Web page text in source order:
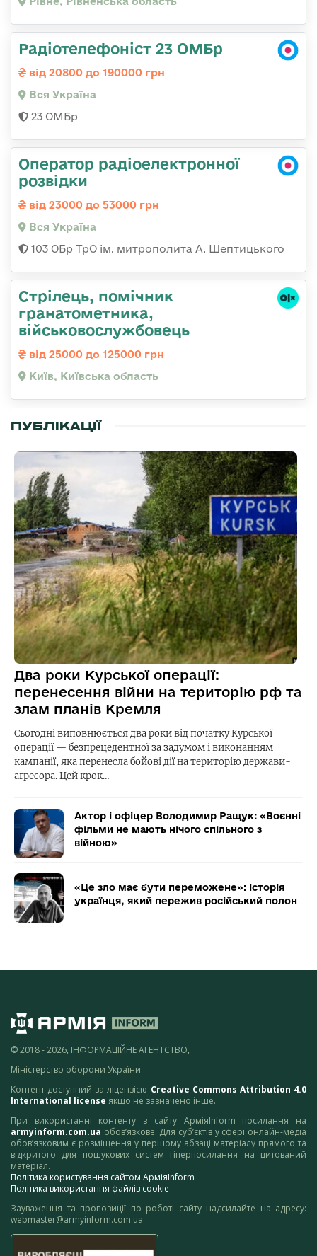
Радіотелефоніст 23 ОМБр
від 20800 до 190000 грн
Вся Україна
23 ОМБр
Оператор радіоелектронної
розвідки
від 23000 до 53000 грн
Вся Україна
103 ОБр ТрО ім. митрополита А. Шептицького
Стpілець, помічник
гpанатометника,
військовослужбовець
від 25000 до 125000 грн
Київ, Київська область
ПУБЛІКАЦІЇ
Два роки Курської операції:
перенесення війни на територію рф та
злам планів Кремля
Сьогодні виповнюється два роки від початку Курської
операції — безпрецедентної за задумом і виконанням
кампанії, яка перенесла бойові дії на територію держави-
агресора. Цей крок…
Актор і офіцер Володимир Ращук: «Воєнні
фільми не мають нічого спільного з
війною»
«Це зло має бути переможене»: історія
українця, який пережив російський полон
© 2018 - 2026, ІНФОРМАЦІЙНЕ АГЕНТСТВО,
Міністерство оборони України
Контент доступний за ліцензією Creative Commons Attribution 4.0
International license якщо не зазначено інше.
При використанні контенту з сайту АрміяInform посилання на
armyinform.com.ua обов’язкове. Для суб’єктів у сфері онлайн-медіа
обов’язковим є розміщення у першому абзаці матеріалу прямого та
відкритого для пошукових систем гіперпосилання на цитований
матеріал.
Політика користування сайтом АрміяInform
Політика використання файлів cookie
Зауваження та пропозиції по роботі сайту надсилайте на адресу:
webmaster@armyinform.com.ua